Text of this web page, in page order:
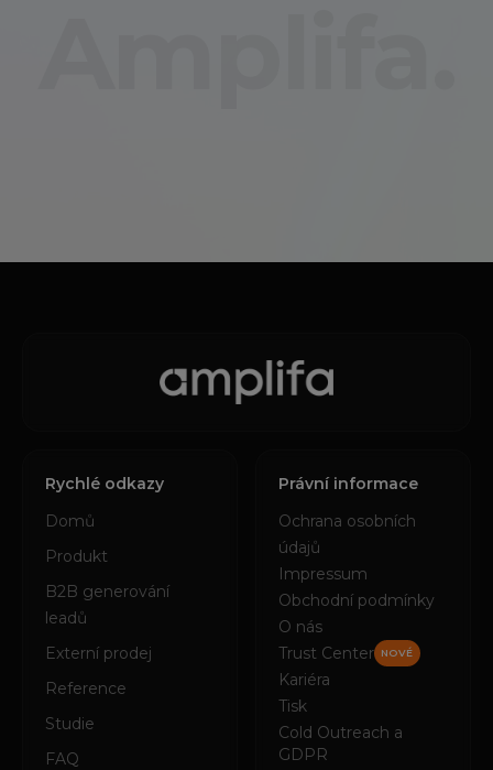
Rychlé odkazy
Domů
Produkt
B2B generování
leadů
Externí prodej
Reference
Studie
FAQ
Právní informace
Ochrana osobních
údajů
Impressum
Obchodní podmínky
O nás
Trust Center
NOVÉ
Kariéra
Tisk
Cold Outreach a
GDPR